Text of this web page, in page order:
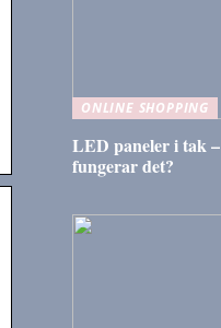
ONLINE SHOPPING
LED paneler i tak –
fungerar det?